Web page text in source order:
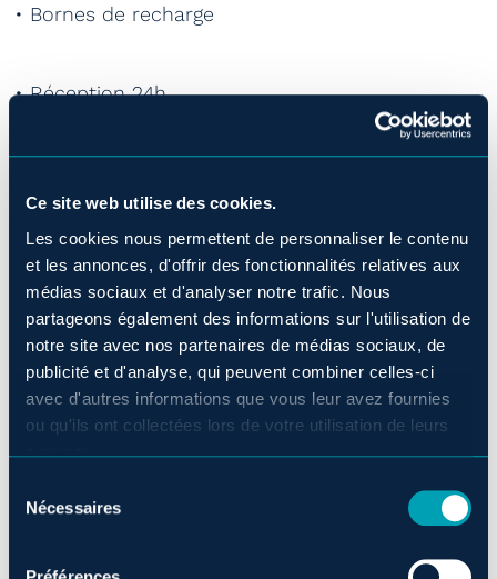
Ce site web utilise des cookies.
Les cookies nous permettent de personnaliser le contenu
et les annonces, d'offrir des fonctionnalités relatives aux
médias sociaux et d'analyser notre trafic. Nous
partageons également des informations sur l'utilisation de
notre site avec nos partenaires de médias sociaux, de
publicité et d'analyse, qui peuvent combiner celles-ci
avec d'autres informations que vous leur avez fournies
ou qu'ils ont collectées lors de votre utilisation de leurs
services.
Nécessaires
• Bornes de recharge
• Réception 24h
• Animaux bienvenus sur certains étages ($)
• Buanderie et nettoyage à sec ($)
• Machine à glaçons avec distributrice d’eau
filtrée (plate et pétillante)